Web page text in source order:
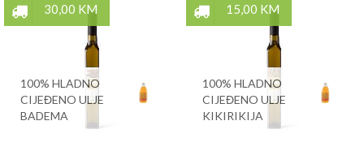
30,00 KM
100% HLADNO
CIJEĐENO ULJE
BADEMA
15,00 KM
100% HLADNO
CIJEĐENO ULJE
KIKIRIKIJA